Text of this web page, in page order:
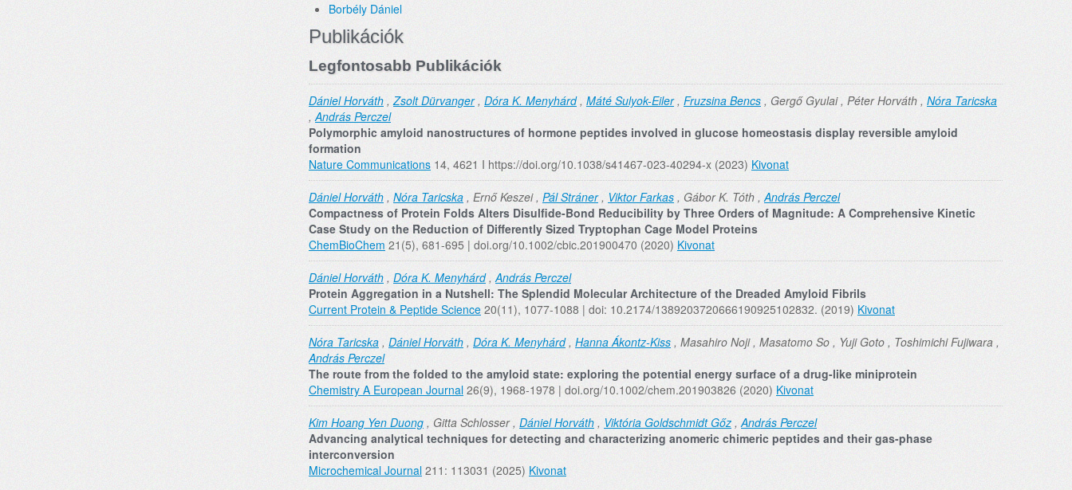
Borbély Dániel
Publikációk
Legfontosabb Publikációk
Dániel Horváth ,Zsolt Dürvanger, Dóra K. Menyhárd, Máté Sulyok-Eiler, Fruzsina Bencs , Gergő Gyulai , Péter Horváth , Nóra Taricska
,András Perczel
Polymorphic amyloid nanostructures of hormone peptides involved in glucose homeostasis display reversible amyloid
formation
Nature Communications 14, 4621 I https://doi.org/10.1038/s41467-023-40294-x (2023) Kivonat
Dániel Horváth , Nóra Taricska , Ernő Keszei , Pál Stráner, Viktor Farkas , Gábor K. Tóth ,András Perczel
Compactness of Protein Folds Alters Disulfide‐Bond Reducibility by Three Orders of Magnitude: A Comprehensive Kinetic
Case Study on the Reduction of Differently Sized Tryptophan Cage Model Proteins
ChemBioChem 21(5), 681-695 | doi.org/10.1002/cbic.201900470 (2020) Kivonat
Dániel Horváth , Dóra K. Menyhárd,András Perczel
Protein Aggregation in a Nutshell: The Splendid Molecular Architecture of the Dreaded Amyloid Fibrils
Current Protein & Peptide Science 20(11), 1077-1088 | doi: 10.2174/1389203720666190925102832. (2019) Kivonat
Nóra Taricska , Dániel Horváth , Dóra K. Menyhárd, Hanna Ákontz-Kiss , Masahiro Noji , Masatomo So , Yuji Goto , Toshimichi Fujiwara ,
András Perczel
The route from the folded to the amyloid state: exploring the potential energy surface of a drug-like miniprotein
Chemistry A European Journal 26(9), 1968-1978 | doi.org/10.1002/chem.201903826 (2020) Kivonat
Kim Hoang Yen Duong , Gitta Schlosser , Dániel Horváth , Viktória Goldschmidt Gőz ,András Perczel
Advancing analytical techniques for detecting and characterizing anomeric chimeric peptides and their gas-phase
interconversion
Microchemical Journal 211: 113031 (2025) Kivonat